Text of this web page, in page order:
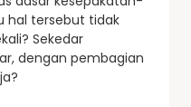
hal tersebut tidak
Sekedar
dengan pembagian